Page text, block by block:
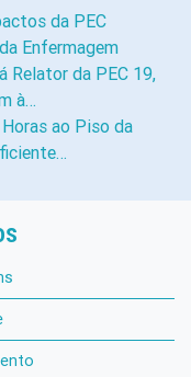
da PEC
Enfermagem
Relator da PEC 19,
à…
ao Piso da